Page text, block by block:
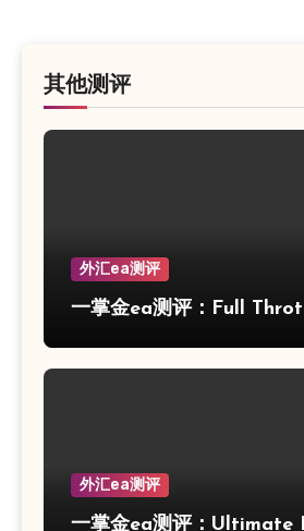
其他测评
外汇ea测评
一掌金ea测评：Full
外汇ea测评
一掌金ea测评：Ultimate